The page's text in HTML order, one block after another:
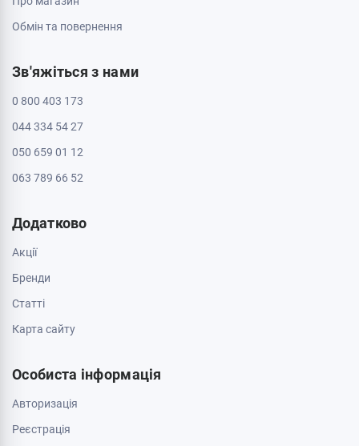
Обмін та повернення
Зв'яжіться з нами
0 800 403 173
044 334 54 27
050 659 01 12
063 789 66 52
Додатково
Акції
Бренди
Cтатті
Карта сайту
Особиста інформація
Авторизація
Реєстрація